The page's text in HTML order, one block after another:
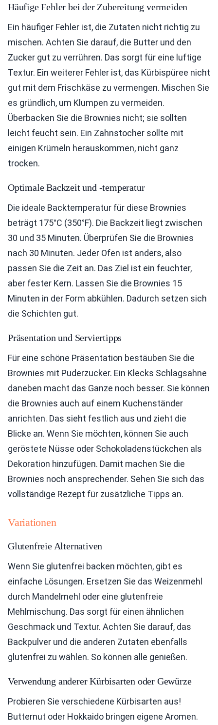
Häufige Fehler bei der Zubereitung vermeiden
Ein häufiger Fehler ist, die Zutaten nicht richtig zu
mischen. Achten Sie darauf, die Butter und den
Zucker gut zu verrühren. Das sorgt für eine luftige
Textur. Ein weiterer Fehler ist, das Kürbispüree nicht
gut mit dem Frischkäse zu vermengen. Mischen Sie
es gründlich, um Klumpen zu vermeiden.
Überbacken Sie die Brownies nicht; sie sollten
leicht feucht sein. Ein Zahnstocher sollte mit
einigen Krümeln herauskommen, nicht ganz
trocken.
Optimale Backzeit und -temperatur
Die ideale Backtemperatur für diese Brownies
beträgt 175°C (350°F). Die Backzeit liegt zwischen
30 und 35 Minuten. Überprüfen Sie die Brownies
nach 30 Minuten. Jeder Ofen ist anders, also
passen Sie die Zeit an. Das Ziel ist ein feuchter,
aber fester Kern. Lassen Sie die Brownies 15
Minuten in der Form abkühlen. Dadurch setzen sich
die Schichten gut.
Präsentation und Serviertipps
Für eine schöne Präsentation bestäuben Sie die
Brownies mit Puderzucker. Ein Klecks Schlagsahne
daneben macht das Ganze noch besser. Sie können
die Brownies auch auf einem Kuchenständer
anrichten. Das sieht festlich aus und zieht die
Blicke an. Wenn Sie möchten, können Sie auch
geröstete Nüsse oder Schokoladenstückchen als
Dekoration hinzufügen. Damit machen Sie die
Brownies noch ansprechender. Sehen Sie sich das
vollständige Rezept für zusätzliche Tipps an.
Variationen
Glutenfreie Alternativen
Wenn Sie glutenfrei backen möchten, gibt es
einfache Lösungen. Ersetzen Sie das Weizenmehl
durch Mandelmehl oder eine glutenfreie
Mehlmischung. Das sorgt für einen ähnlichen
Geschmack und Textur. Achten Sie darauf, das
Backpulver und die anderen Zutaten ebenfalls
glutenfrei zu wählen. So können alle genießen.
Verwendung anderer Kürbisarten oder Gewürze
Probieren Sie verschiedene Kürbisarten aus!
Butternut oder Hokkaido bringen eigene Aromen.